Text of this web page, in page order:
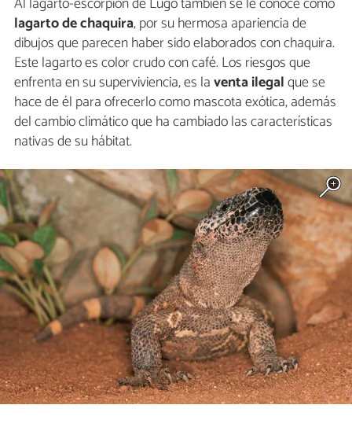
lagarto de chaquira, por su hermosa apariencia de
dibujos que parecen haber sido elaborados con chaquira.
Este lagarto es color crudo con café. Los riesgos que
enfrenta en su superviviencia, es laventa ilegalque se
hace de él para ofrecerlo como mascota exótica, además
del cambio climático que ha cambiado las características
nativas de su hábitat.